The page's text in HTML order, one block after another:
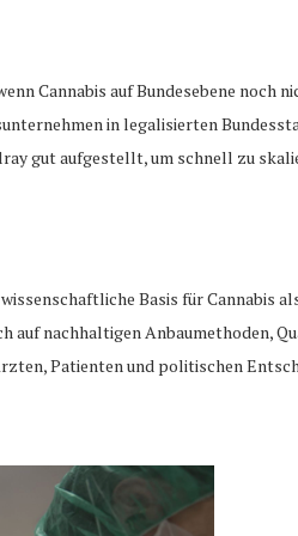
Cannabis auf Bundesebene noch
in legalisierten
gut aufgestellt, um schnell zu
Basis für
auf nachhaltigen Anbaumethoden,
Patienten und politischen